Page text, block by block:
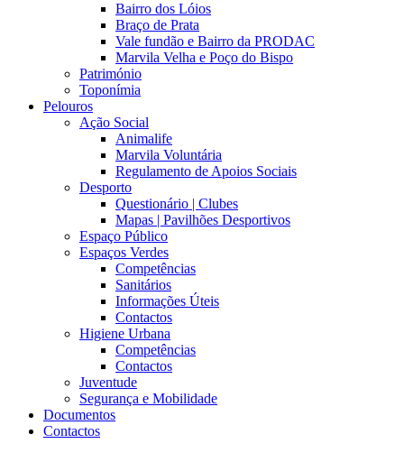
Bairro dos Lóios
Braço de Prata
Vale fundão e Bairro da PRODAC
Marvila Velha e Poço do Bispo
Património
Toponímia
Pelouros
Ação Social
Animalife
Marvila Voluntária
Regulamento de Apoios Sociais
Desporto
Questionário | Clubes
Mapas | Pavilhões Desportivos
Espaço Público
Espaços Verdes
Competências
Sanitários
Informações Úteis
Contactos
Higiene Urbana
Competências
Contactos
Juventude
Segurança e Mobilidade
Documentos
Contactos